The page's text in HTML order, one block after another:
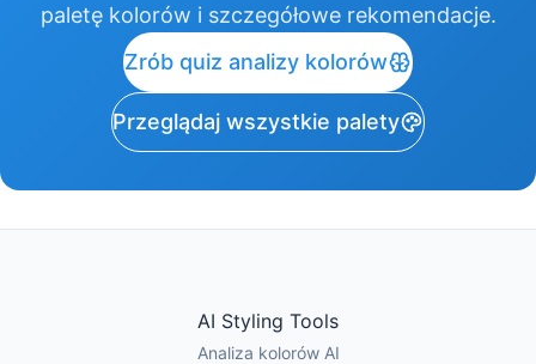
paletę kolorów i szczegółowe rekomendacje.
Zrób quiz analizy kolorów
Przeglądaj wszystkie palety
AI Styling Tools
Analiza kolorów AI